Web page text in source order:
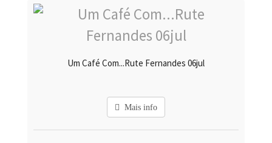
Um Café Com...Rute Fernandes 06jul
Mais info